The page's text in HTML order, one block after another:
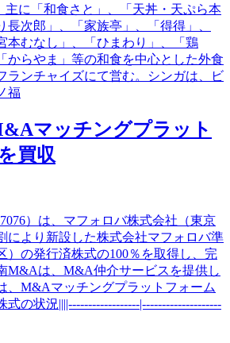
主に「和食さと」、「天丼・天ぷら本
長次郎」、「家族亭」、「得得」、
本むなし」、「ひまわり」、「鶏
からやま」等の和食を中心とした外食
ランチャイズにて営む。シンガは、ビ
福
マッチングプラット
買収
）は、マフォロバ株式会社（東京
により新設した株式会社マフォロバ準
）の発行済株式の100％を取得し、完
M&Aは、M&A仲介サービスを提供し
、M&Aマッチングプラットフォーム
の状況||||------------------|--------------------